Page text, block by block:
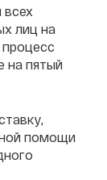
лиц на
процесс
на пятый
помощи